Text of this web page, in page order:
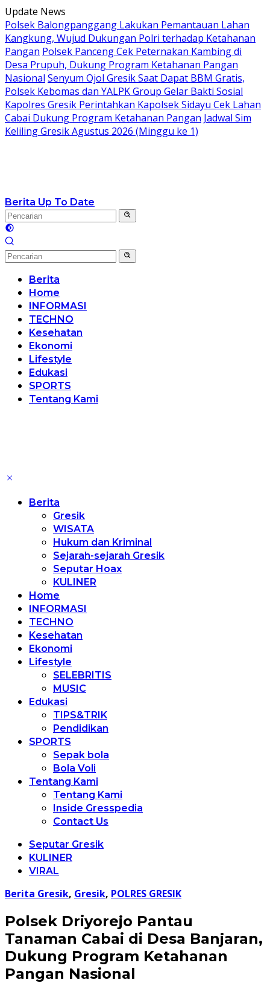
Langsung
ke
konten
Update News
Polsek Balongpanggang Lakukan Pemantauan Lahan
Kangkung, Wujud Dukungan Polri terhadap Ketahanan
Pangan Polsek Panceng Cek Peternakan Kambing di
Desa Prupuh, Dukung Program Ketahanan Pangan
Nasional Senyum Ojol Gresik Saat Dapat BBM Gratis,
Polsek Kebomas dan YALPK Group Gelar Bakti Sosial
Kapolres Gresik Perintahkan Kapolsek Sidayu Cek Lahan
Cabai Dukung Program Ketahanan Pangan Jadwal Sim
Keliling Gresik Agustus 2026 (Minggu ke 1)
Berita Up To Date
Berita
Home
INFORMASI
TECHNO
Kesehatan
Ekonomi
Lifestyle
Edukasi
SPORTS
Tentang Kami
Berita
Gresik
WISATA
Hukum dan Kriminal
Sejarah-sejarah Gresik
Seputar Hoax
KULINER
Home
INFORMASI
TECHNO
Kesehatan
Ekonomi
Lifestyle
SELEBRITIS
MUSIC
Edukasi
TIPS&TRIK
Pendidikan
SPORTS
Sepak bola
Bola Voli
Tentang Kami
Tentang Kami
Inside Gresspedia
Contact Us
Seputar Gresik
KULINER
VIRAL
Berita Gresik, Gresik, POLRES GRESIK
Polsek Driyorejo Pantau
Tanaman Cabai di Desa Banjaran,
Dukung Program Ketahanan
Pangan Nasional